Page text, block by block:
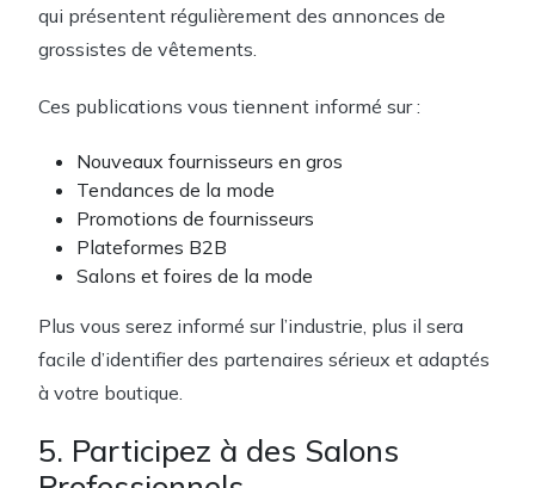
qui présentent régulièrement des annonces de
grossistes de vêtements.
Ces publications vous tiennent informé sur :
Nouveaux fournisseurs en gros
Tendances de la mode
Promotions de fournisseurs
Plateformes B2B
Salons et foires de la mode
Plus vous serez informé sur l’industrie, plus il sera
facile d’identifier des partenaires sérieux et adaptés
à votre boutique.
5. Participez à des Salons